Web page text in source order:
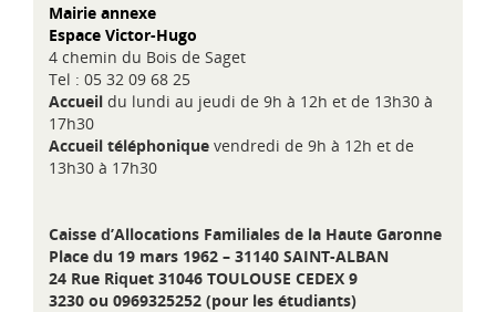
Mairie annexe
Espace Victor-Hugo
4 chemin du Bois de Saget
Tel : 05 32 09 68 25
Accueil du lundi au jeudi de 9h à 12h et de 13h30 à
17h30
Accueil téléphonique vendredi de 9h à 12h et de
13h30 à 17h30
Caisse d’Allocations Familiales de la Haute Garonne
Place du 19 mars 1962 – 31140 SAINT-ALBAN
24 Rue Riquet 31046 TOULOUSE CEDEX 9
3230 ou 0969325252 (pour les étudiants)